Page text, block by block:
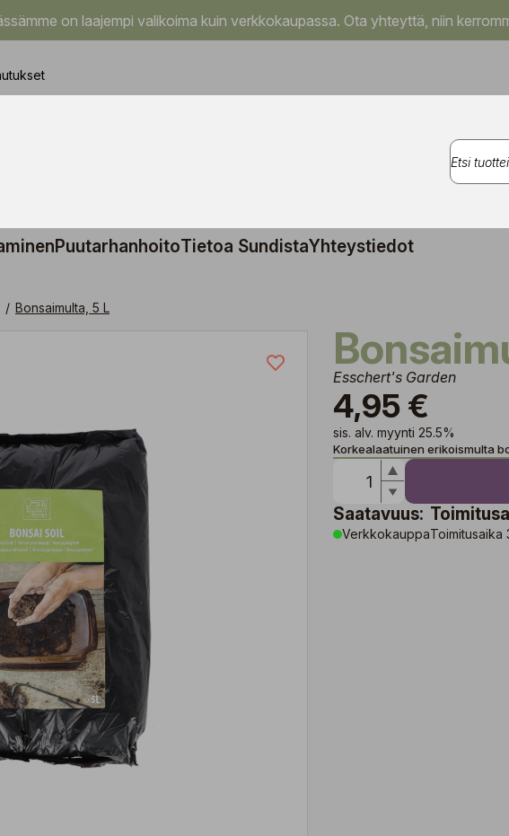
on laajempi valikoima kuin verkkokaupassa. Ota yhteyttä, niin
PuutarhanhoitoTietoa SundistaYhteystiedot
/ Bonsaimulta, 5 L
Esschert's Garden
4,95 €
sis. alv. myynti 25.5%
Korkealaatuinen erikoismulta
Saatavuus:
VerkkokauppaToimitusaika